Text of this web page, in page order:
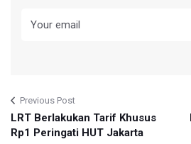
Previous Post
LRT Berlakukan Tarif Khusus
Rp1 Peringati HUT Jakarta